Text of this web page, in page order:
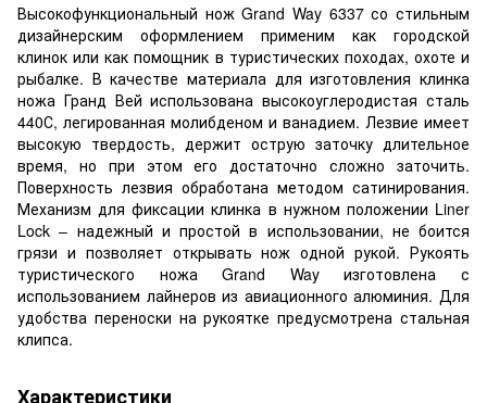
Высокофункциональный нож Grand Way 6337 со стильным
дизайнерским оформлением применим как городской
клинок или как помощник в туристических походах, охоте и
рыбалке. В качестве материала для изготовления клинка
ножа Гранд Вей использована высокоуглеродистая сталь
440С, легированная молибденом и ванадием. Лезвие имеет
высокую твердость, держит острую заточку длительное
время, но при этом его достаточно сложно заточить.
Поверхность лезвия обработана методом сатинирования.
Механизм для фиксации клинка в нужном положении Liner
Lock – надежный и простой в использовании, не боится
грязи и позволяет открывать нож одной рукой. Рукоять
туристического ножа Grand Way изготовлена с
использованием лайнеров из авиационного алюминия. Для
удобства переноски на рукоятке предусмотрена стальная
клипса.
Характеристики